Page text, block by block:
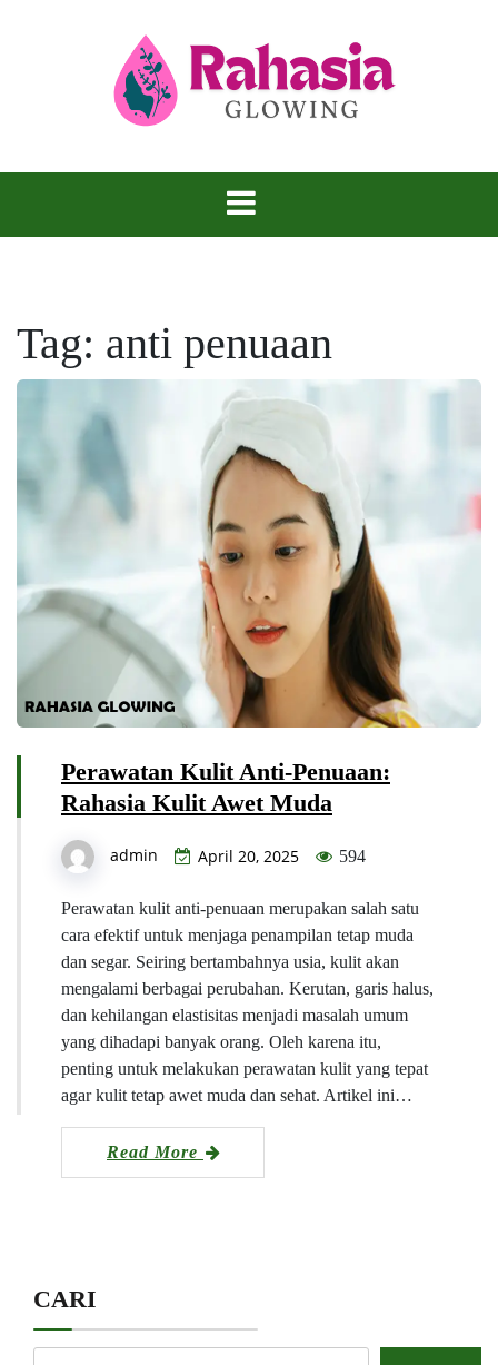
Rahasia
Glowing
Disembunyikan.
Tag: anti penuaan
Perawatan Kulit Anti-Penuaan:
Rahasia Kulit Awet Muda
admin April 20, 2025 594
Perawatan kulit anti-penuaan merupakan salah satu
cara efektif untuk menjaga penampilan tetap muda
dan segar. Seiring bertambahnya usia, kulit akan
mengalami berbagai perubahan. Kerutan, garis halus,
dan kehilangan elastisitas menjadi masalah umum
yang dihadapi banyak orang. Oleh karena itu,
penting untuk melakukan perawatan kulit yang tepat
agar kulit tetap awet muda dan sehat. Artikel ini…
Read More
CARI